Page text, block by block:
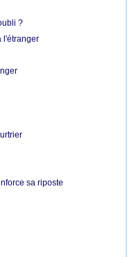
?
l'étranger
sa riposte